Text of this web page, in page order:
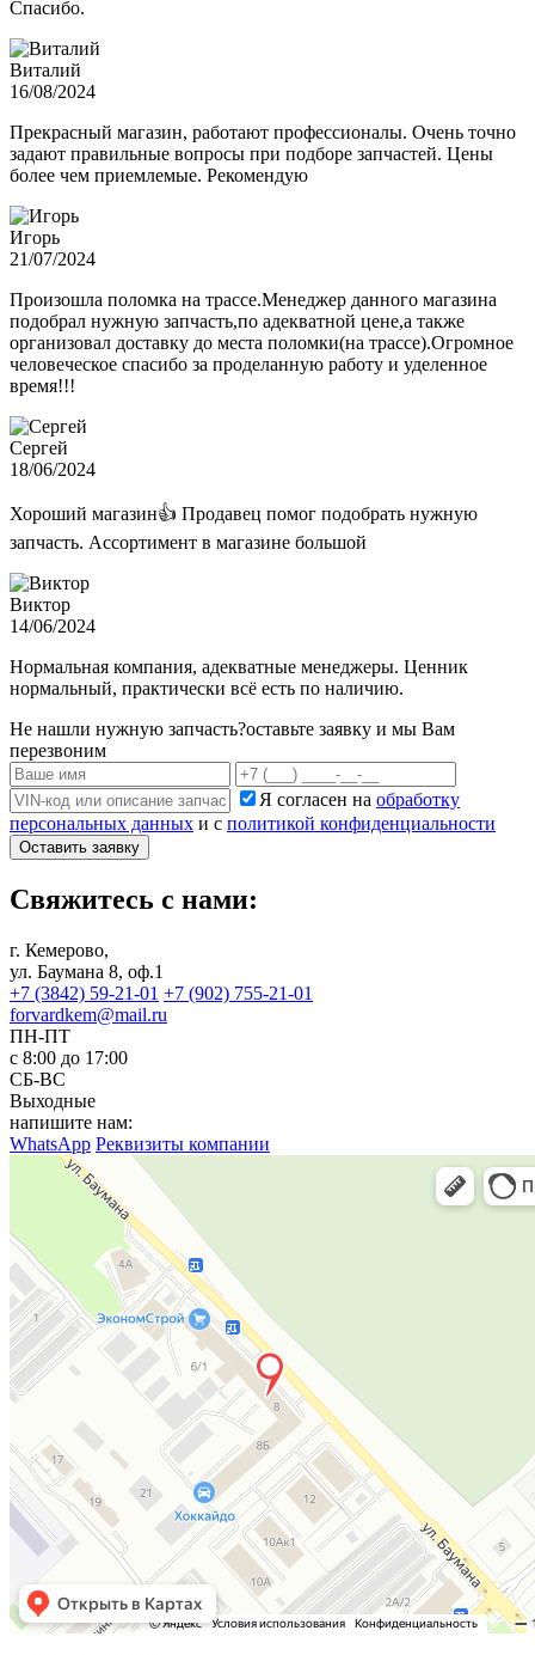
Спасибо.
Виталий
16/08/2024
Прекрасный магазин, работают профессионалы. Очень точно
задают правильные вопросы при подборе запчастей. Цены
более чем приемлемые. Рекомендую
Игорь
21/07/2024
Произошла поломка на трассе.Менеджер данного магазина
подобрал нужную запчасть,по адекватной цене,а также
организовал доставку до места поломки(на трассе).Огромное
человеческое спасибо за проделанную работу и уделенное
время!!!
Сергей
18/06/2024
Хороший магазин👍 Продавец помог подобрать нужную
запчасть. Ассортимент в магазине большой
Виктор
14/06/2024
Нормальная компания, адекватные менеджеры. Ценник
нормальный, практически всё есть по наличию.
Не нашли нужную запчасть?оставьте заявку и мы Вам
перезвоним
Я согласен на обработку
персональных данных и с политикой конфиденциальности
Оставить заявку
Свяжитесь с нами:
г. Кемерово,
ул. Баумана 8, оф.1
+7 (3842) 59-21-01 +7 (902) 755-21-01
forvardkem@mail.ru
ПН-ПТ
с 8:00 до 17:00
СБ-ВС
Выходные
напишите нам:
WhatsApp Реквизиты компании